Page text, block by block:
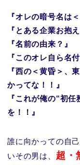
『オレの暗号名は
『とある企業お抱
『名前の由来？』
『このオレ自ら名
『西の＜黄昏＞、
かってな！！』
『これが俺の“初
を！！』
誰に向かっての自
いその男は、 超・